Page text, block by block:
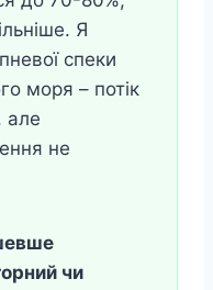
Я
спеки
моря – потік
але
не
чи